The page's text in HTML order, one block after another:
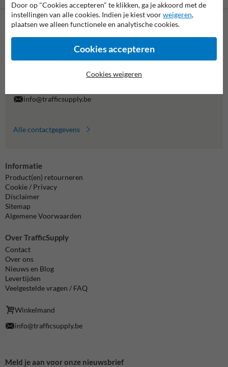
Neem contact met ons op
Wij zijn op werkdagen (van 8.00 tot 17.00) te bereiken op 011
formulier in en we reageren zo spoedig mogelijk.
info@trafficsupply.be
Alle contactgegevens
Informatie
Product(en) retourneren
Cookie / Privacy
Disclaimer
Sitemap
Algemene Voorwaarden
Over TrafficSupply
Contact
Over ons
Nieuws en Blog
Levertijden
Veelgestelde vragen / FAQ
Winkelmand
info@trafficsupply.be
Meld je aan voor onze nieuwsbrief
Door op "Cookies accepteren" te klikken, ga je akkoord met de
instellingen van alle cookies. Indien je kiest voorweigeren,
plaatsen we alleen functionele en analytische cookies.
Cookies accepteren
Cookies weigeren